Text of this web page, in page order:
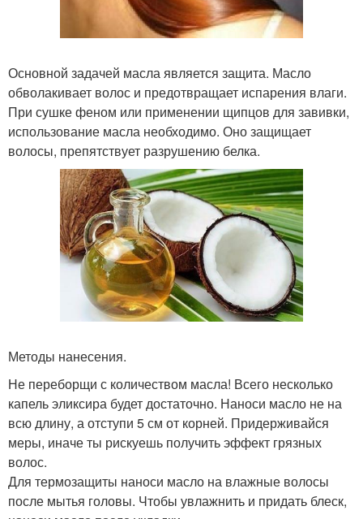
Основной задачей масла является защита. Масло
обволакивает волос и предотвращает испарения влаги.
При сушке феном или применении щипцов для завивки,
использование масла необходимо. Оно защищает
волосы, препятствует разрушению белка.
Методы нанесения.
Не переборщи с количеством масла! Всего несколько
капель эликсира будет достаточно. Наноси масло не на
всю длину, а отступи 5 см от корней. Придерживайся
меры, иначе ты рискуешь получить эффект грязных
волос.
Для термозащиты наноси масло на влажные волосы
после мытья головы. Чтобы увлажнить и придать блеск,